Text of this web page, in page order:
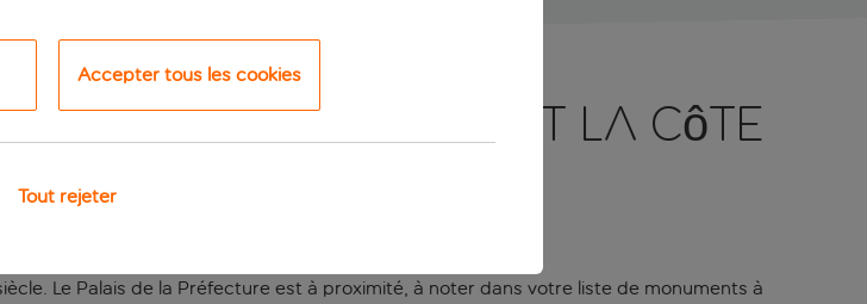
découvrir Nice et la Côte
Vieux-Nice.
Le Palais de la Préfecture est à proximité, à noter dans votre liste de monuments à
Accepter tous les cookies
Tout rejeter